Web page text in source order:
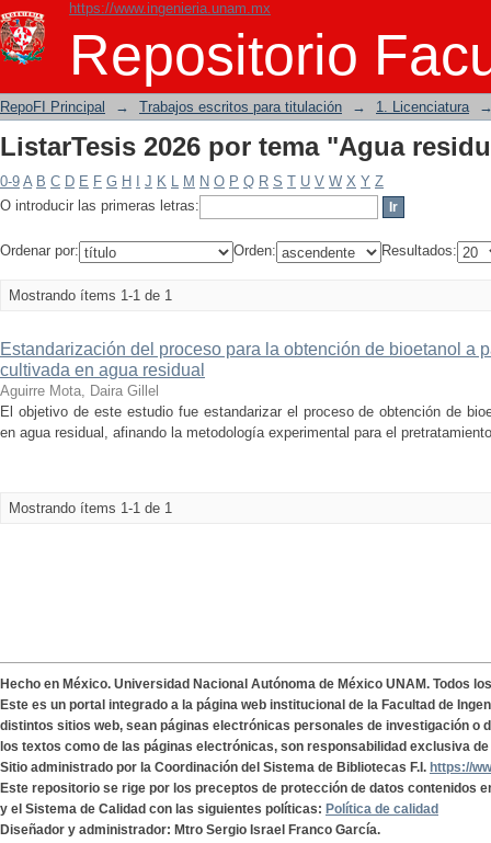
https://www.ingenieria.unam.mx
Repositorio
ListarTesis 2026 por tema "Agua
RepoFI Principal → Trabajos escritos para titulación → 1. Licenciatura
ListarTesis 2026 por tema "Agua
0-9 A B C D E F G H J K L M N O P Q R S T U V W X Y Z
O introducir las primeras letras:
Ordenar por: Orden: Resultados:
Mostrando ítems 1-1 de 1
Estandarización del proceso para la obtención de bioetanol a
cultivada en agua residual
Aguirre Mota, Daira Gillel
El objetivo de este estudio fue estandarizar el proceso de obtención de
en agua residual, afinando la metodología experimental para el
Mostrando ítems 1-1 de 1
Hecho en México. Universidad Nacional Autónoma de México UNAM. Todos
Este es un portal integrado a la página web institucional de la Facultad de
distintos sitios web, sean páginas electrónicas personales de investigación o
los textos como de las páginas electrónicas, son responsabilidad exclusiva
Sitio administrado por la Coordinación del Sistema de Bibliotecas F.I. https://
Este repositorio se rige por los preceptos de protección de datos contenidos
y el Sistema de Calidad con las siguientes políticas: Política de calidad
Diseñador y administrador: Mtro Sergio Israel Franco García.